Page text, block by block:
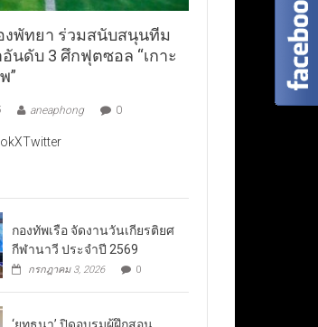
งพัทยา ร่วมสนับสนุนทีม
นดับ 3 ศึกฟุตซอล “เกาะ
”
aneaphong 0
กองทัพเรือ จัดงานวันเกียรติยศ
กีฬานาวี ประจำปี 2569
กรกฎาคม 3, 2026 0
‘ยุทธนา’ ปิดอบรมผู้ฝึกสอน